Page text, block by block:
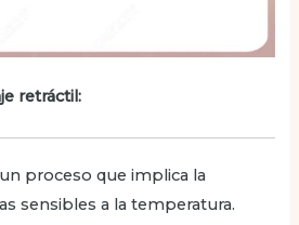
retráctil:
proceso que implica la
sensibles a la temperatura.